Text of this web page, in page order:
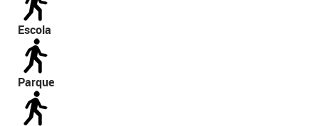
Escola
Parque